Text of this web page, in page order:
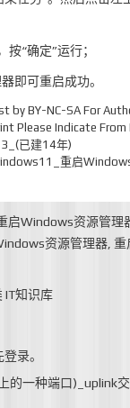
“确定”运行；
即可重启成功。
by BY-NC-SA For
Please Indicate From
已建14年)
重启
启Windows资源管理
资源管理器 重
IT知识库
登录。
的一种端口)_uplink